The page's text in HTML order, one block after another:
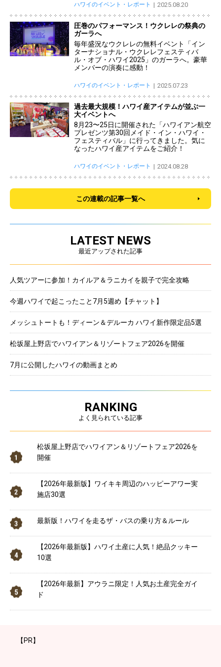
ハワイのイベント・レポート 2025.08.20
圧巻のパフォーマンス！ウクレレの祭典の
ガーラへ
毎年盛況なウクレレの無料イベント「イン
ターナショナル・ウクレレフェスティバ
ル・オブ・ハワイ2025」のガーラへ。豪華
メンバーの演奏に感動！
ハワイのイベント・レポート 2025.07.23
過去最大規模！ハワイ産アイテムが並ぶ一
大イベントへ
8月23〜25日に開催された「ハワイアン航空
プレゼンツ第30回メイド・イン・ハワイ・
フェスティバル」に行ってきました。気に
なったハワイ産アイテムをご紹介！
ハワイのイベント・レポート 2024.08.28
この連載の記事一覧へ
LATEST NEWS
最近アップされた記事
人気ツアーに参加！カイルア＆ラニカイを親子で完全攻略
今週ハワイで起こったこと7月5週め【チャット】
メッシュトートも！ディーン＆デルーカ ハワイ新作限定品5選
松坂屋上野店でハワイアン＆リゾートフェア2026を開催
7月に公開したハワイの動画まとめ
RANKING
よく見られている記事
松坂屋上野店でハワイアン＆リゾートフェア2026を
開催
【2026年最新版】ワイキキ周辺のハッピーアワー実
施店30選
最新版！ハワイを走るザ・バスの乗り方＆ルール
【2026年最新版】ハワイ土産に人気！絶品クッキー
10選
【2026年最新】アウラニ限定！人気お土産完全ガイ
ド
【PR】